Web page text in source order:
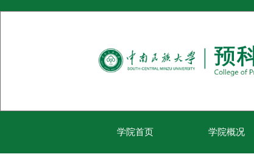
学院首页 学院概况